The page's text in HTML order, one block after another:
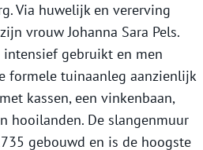
Via huwelijk en vererving
vrouw Johanna Sara Pels.
gebruikt en men
formele tuinaanleg aanzienlijk
kassen, een vinkenbaan,
hooilanden. De slangenmuur
gebouwd en is de hoogste